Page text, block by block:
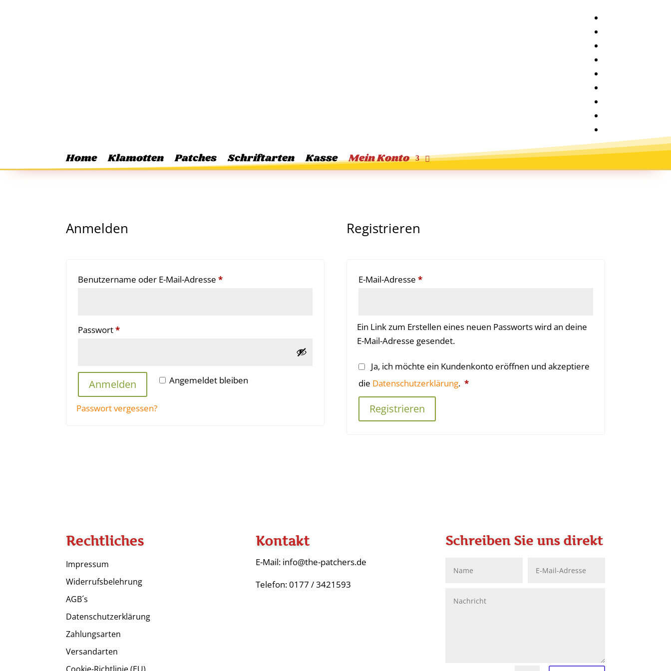
Home Klamotten Patches Schriftarten Kasse Mein Konto
Anmelden
Benutzername oder E-Mail-Adresse *Erforderlich
Passwort*Erforderlich
Angemeldet bleiben
Anmelden
Passwort vergessen?
Registrieren
E-Mail-Adresse *Erforderlich
Ein Link zum Erstellen eines neuen Passworts wird an deine
E-Mail-Adresse gesendet.
Ja, ich möchte ein Kundenkonto eröffnen und akzeptiere
die Datenschutzerklärung. *Erforderlich
Registrieren
Rechtliches
Impressum
Widerrufsbelehrung
AGB´s
Datenschutzerklärung
Zahlungsarten
Versandarten
Cookie-Richtlinie (EU)
Kontakt
E-Mail: info@the-patchers.de
Telefon: 0177 / 3421593
Schreiben Sie uns direkt